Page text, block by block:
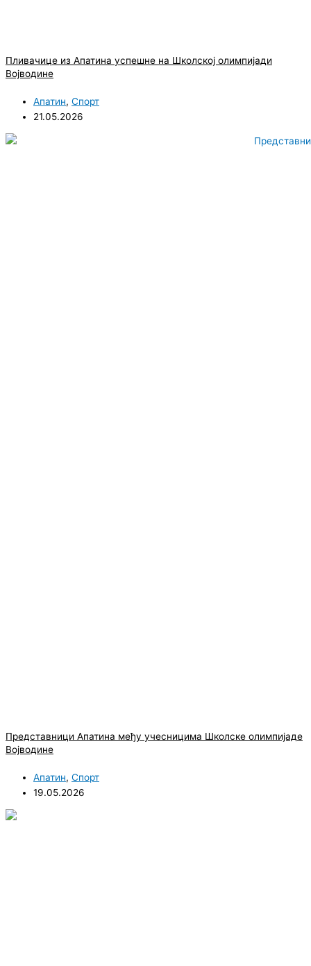
Пливачице из Апатина успешне на Школској олимпијади
Војводине
Апатин, Спорт
21.05.2026
Представници Апатина међу учесницима Школске олимпијаде
Војводине
Апатин, Спорт
19.05.2026